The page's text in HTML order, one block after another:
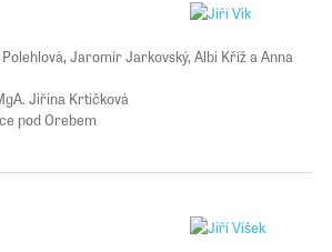
Jaromír Jarkovský, Albi Kříž a Anna
Jiřina Krtičková
pod Orebem